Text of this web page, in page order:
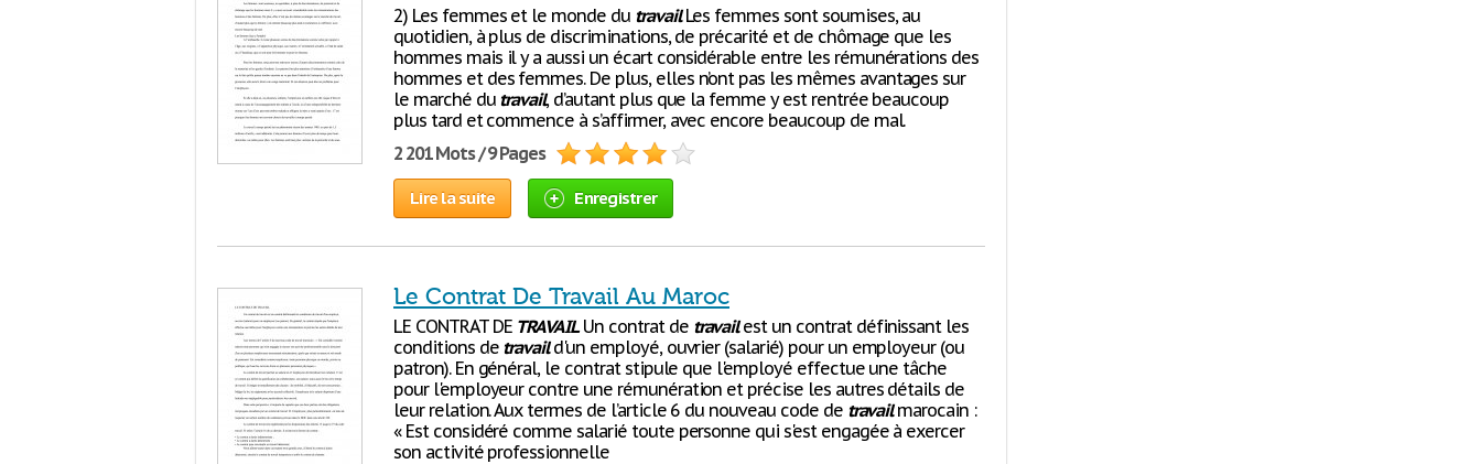
2) Les femmes et le monde du travailLes femmes sont soumises, au
quotidien, à plus de discriminations, de précarité et de chômage que les
hommes mais il y a aussi un écart considérable entre les rémunérations des
hommes et des femmes. De plus, elles n’ont pas les mêmes avantages sur
le marché du travail, d’autant plus que la femme y est rentrée beaucoup
plus tard et commence à s’affirmer, avec encore beaucoup de mal.
2 201 Mots / 9 Pages
Lire la suite Enregistrer
Le Contrat De Travail Au Maroc
LE CONTRAT DE TRAVAILUn contrat de travailest un contrat définissant les
conditions de travaild'un employé, ouvrier (salarié) pour un employeur (ou
patron). En général, le contrat stipule que l'employé effectue une tâche
pour l'employeur contre une rémunération et précise les autres détails de
leur relation. Aux termes de l’article 6 du nouveau code de travailmarocain :
« Est considéré comme salarié toute personne qui s'est engagée à exercer
son activité professionnelle